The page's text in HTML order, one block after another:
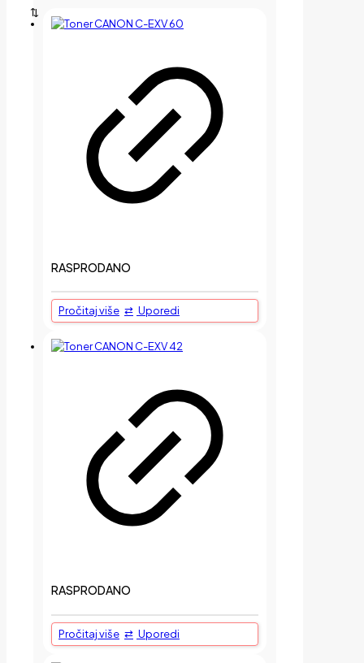
RASPRODANO
Pročitaj više Uporedi
RASPRODANO
Pročitaj više Uporedi